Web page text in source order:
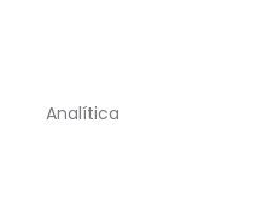
Analítica